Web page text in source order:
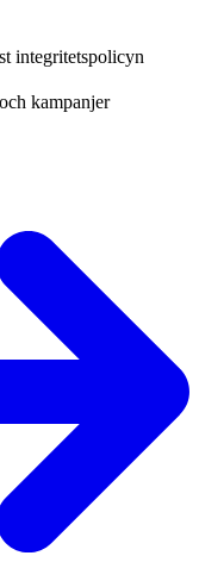
integritetspolicyn
kampanjer